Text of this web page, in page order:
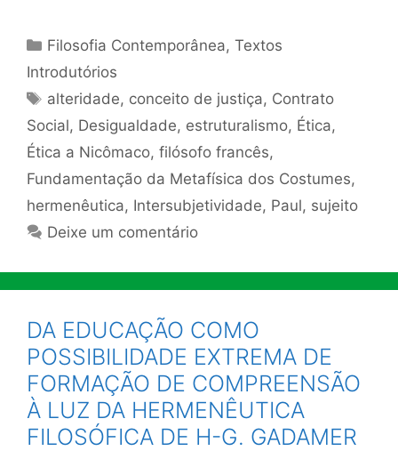
Categorias
Filosofia Contemporânea,Textos
Introdutórios
Tags
alteridade, conceito de justiça, Contrato
Social, Desigualdade, estruturalismo, Ética,
Ética a Nicômaco, filósofo francês,
Fundamentação da Metafísica dos Costumes,
hermenêutica, Intersubjetividade, Paul, sujeito
Deixe um comentário
DA EDUCAÇÃO COMO
POSSIBILIDADE EXTREMA DE
FORMAÇÃO DE COMPREENSÃO
À LUZ DA HERMENÊUTICA
FILOSÓFICA DE H-G. GADAMER